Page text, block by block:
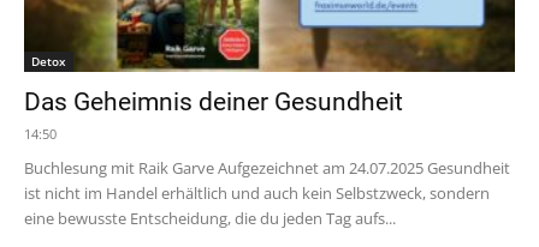
Detox
Das Geheimnis deiner Gesundheit
14:50
Buchlesung mit Raik Garve Aufgezeichnet am 24.07.2025 Gesundheit
ist nicht im Handel erhältlich und auch kein Selbstzweck, sondern
eine bewusste Entscheidung, die du jeden Tag aufs...